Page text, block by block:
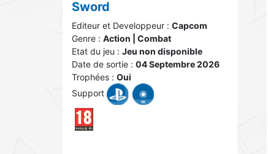
Sword
Editeur et Developpeur : Capcom
Genre : Action | Combat
Etat du jeu : Jeu non disponible
Date de sortie : 04 Septembre 2026
Trophées : Oui
Support